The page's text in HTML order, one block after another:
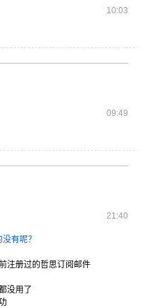
10:03
09:49
21:40
有呢？
注册过的哲思订阅邮件
没用了